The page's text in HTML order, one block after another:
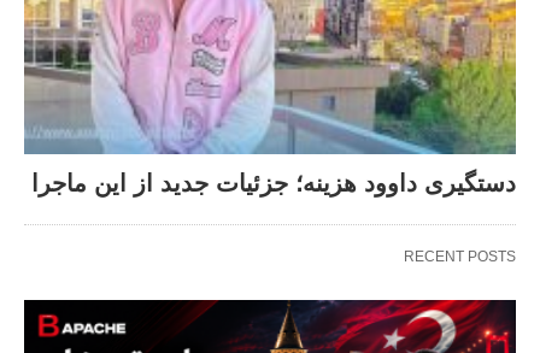
دستگیری داوود هزینه؛ جزئیات جدید از این ماجرا
RECENT POSTS